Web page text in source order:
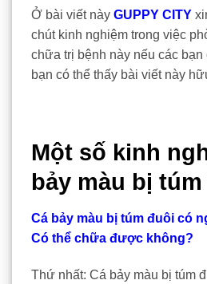
Ở bài viết này GUPPY CITY
chút kinh nghiệm trong việc
chữa trị bệnh này nếu các bạn
bạn có thể thấy bài viết này
Một số kinh
bảy màu bị
Cá bảy màu bị túm đuôi có
Có thể chữa được không?
Thứ nhất: Cá bảy màu bị túm